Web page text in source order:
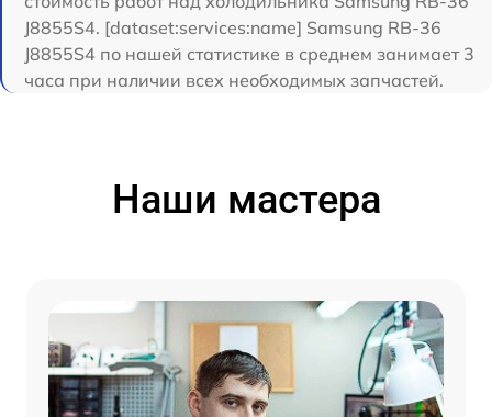
J8855S4. [dataset:services:name] Samsung RB-36
J8855S4 по нашей статистике в среднем занимает 3
часа при наличии всех необходимых запчастей.
Наши мастера